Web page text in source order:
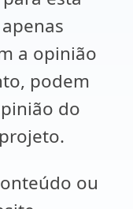
a opinião
podem
do
ou